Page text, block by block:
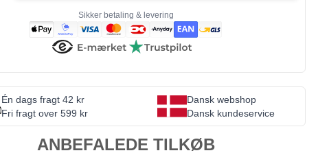
Sikker betaling & levering
Én dags fragt 42 kr
Fri fragt over 599 kr
Dansk webshop
Dansk kundeservice
ANBEFALEDE TILKØB